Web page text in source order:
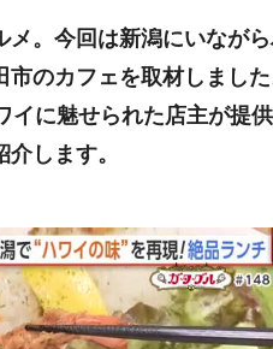
メ。今回は新潟にいなが
市のカフェを取材しまし
イに魅せられた店主が提供
します。